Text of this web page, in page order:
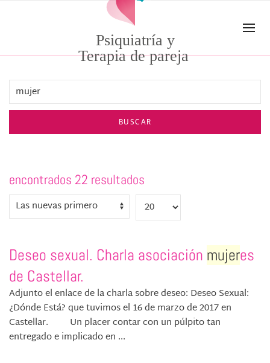
Skip to main contentPsiquiatría y
Terapia de pareja
BUSCAR
encontrados 22 resultados
Deseo sexual. Charla asociación mujeres
de Castellar.
Adjunto el enlace de la charla sobre deseo: Deseo Sexual:
¿Dónde Está? que tuvimos el 16 de marzo de 2017 en
Castellar. Un placer contar con un púlpito tan
entregado e implicado en ...